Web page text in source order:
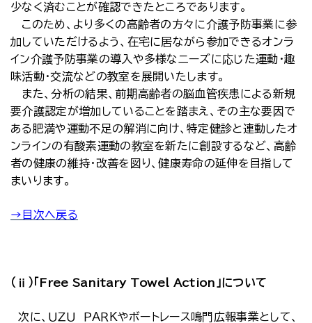
少なく済むことが確認できたところであります。
このため、より多くの高齢者の方々に介護予防事業に参
加していただけるよう、在宅に居ながら参加できるオンラ
イン介護予防事業の導入や多様なニーズに応じた運動・趣
味活動・交流などの教室を展開いたします。
また、分析の結果、前期高齢者の脳血管疾患による新規
要介護認定が増加していることを踏まえ、その主な要因で
ある肥満や運動不足の解消に向け、特定健診と連動したオ
ンラインの有酸素運動の教室を新たに創設するなど、高齢
者の健康の維持・改善を図り、健康寿命の延伸を目指して
まいります。
→目次へ戻る
（ⅱ）「Free Sanitary Towel Action」について
次に、ＵＺＵ ＰＡＲＫやボートレース鳴門広報事業として、